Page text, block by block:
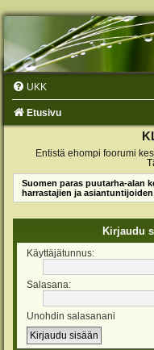
UKK
Etusivu
Entistä ehompi foorumi
Suomen paras puutarha-alan
harrastajien ja
Kirjaudu
Käyttäjätunnus:
Salasana:
Unohdin salasanani